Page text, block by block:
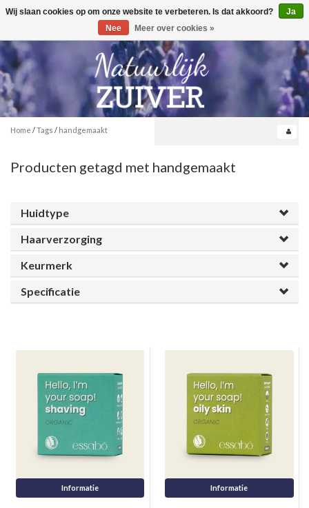
Toggle
0
Home /Tags / handgemaakt
Producten getagd met handgemaakt
Huidtype
Haarverzorging
Keurmerk
Specificatie
Informatie Informatie
Wij slaan cookies op om onze website te verbeteren. Is dat akkoord?
Ja
Nee
Meer over cookies »